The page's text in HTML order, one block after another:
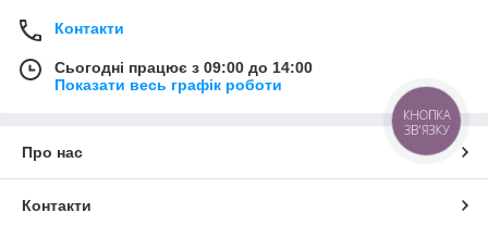
Контакти
Сьогодні працює з 09:00 до 14:00
Показати весь графік роботи
Про нас
Контакти
КНОПКА
ЗВ'ЯЗКУ